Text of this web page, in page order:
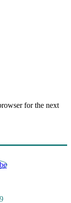
for the next